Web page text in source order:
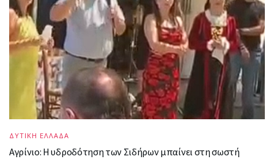
ΔΥΤΙΚΗ ΕΛΛΑΔΑ
Αγρίνιο: Η υδροδότηση των Σιδήρων μπαίνει στη σωστή